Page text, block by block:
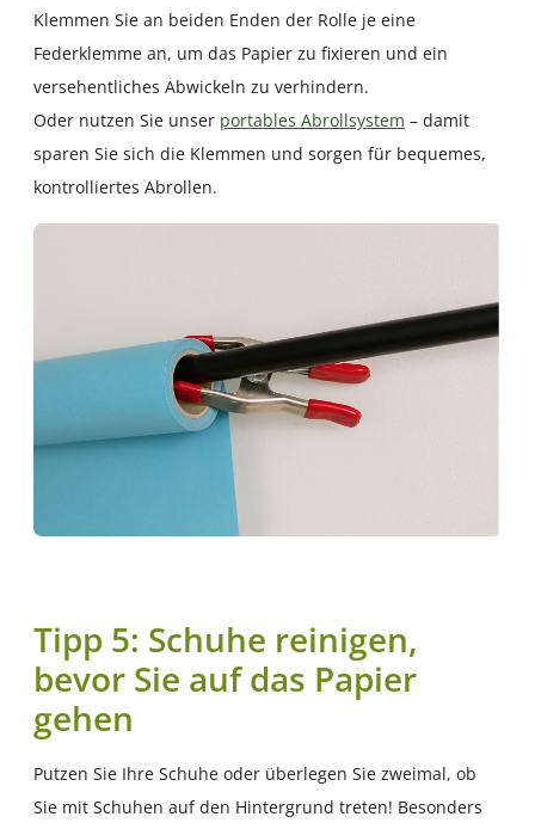
Klemmen Sie an beiden Enden der Rolle je eine
Federklemme an, um das Papier zu fixieren und ein
versehentliches Abwickeln zu verhindern.
Oder nutzen Sie unser portables Abrollsystem – damit
sparen Sie sich die Klemmen und sorgen für bequemes,
kontrolliertes Abrollen.
Tipp 5: Schuhe reinigen,
bevor Sie auf das Papier
gehen
Putzen Sie Ihre Schuhe oder überlegen Sie zweimal, ob
Sie mit Schuhen auf den Hintergrund treten! Besonders